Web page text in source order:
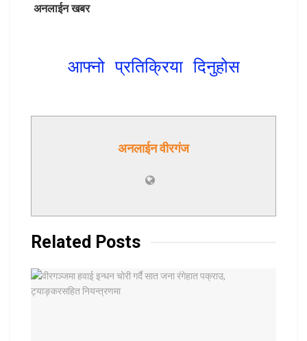
अनलाईन खबर
आफ्नो प्रतिक्रिया दिनुहोस
अनलाईन वीरगंज
Related Posts